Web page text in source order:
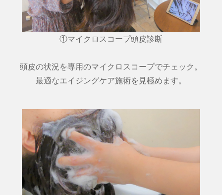
①マイクロスコープ頭皮診断
頭皮の状況を専用のマイクロスコープでチェック。
最適なエイジングケア施術を見極めます。